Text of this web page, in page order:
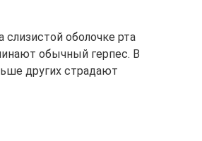
оболочке рта
обычный герпес. В
других страдают